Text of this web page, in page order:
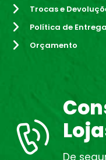
Trocas e
Política de Entrega
Orçamento
De